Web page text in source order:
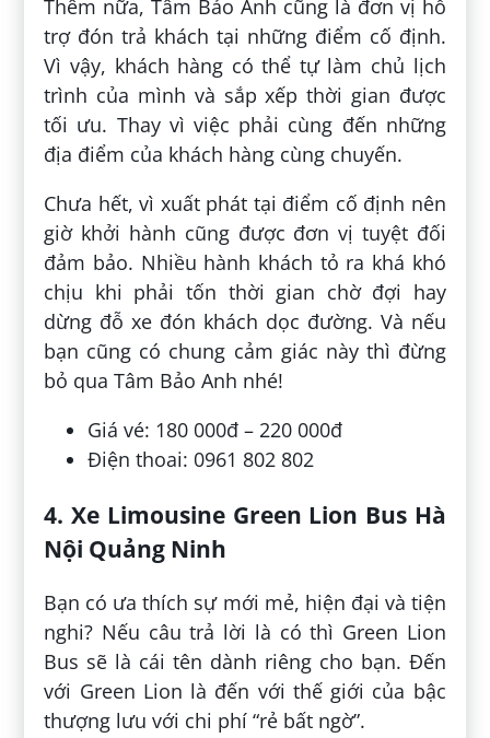
Thêm nữa, Tâm Bảo Anh cũng là đơn vị hỗ
trợ đón trả khách tại những điểm cố định.
Vì vậy, khách hàng có thể tự làm chủ lịch
trình của mình và sắp xếp thời gian được
tối ưu. Thay vì việc phải cùng đến những
địa điểm của khách hàng cùng chuyến.
Chưa hết, vì xuất phát tại điểm cố định nên
giờ khởi hành cũng được đơn vị tuyệt đối
đảm bảo. Nhiều hành khách tỏ ra khá khó
chịu khi phải tốn thời gian chờ đợi hay
dừng đỗ xe đón khách dọc đường. Và nếu
bạn cũng có chung cảm giác này thì đừng
bỏ qua Tâm Bảo Anh nhé!
Giá vé: 180 000đ – 220 000đ
Điện thoai: 0961 802 802
4. Xe Limousine Green Lion Bus Hà
Nội Quảng Ninh
Bạn có ưa thích sự mới mẻ, hiện đại và tiện
nghi? Nếu câu trả lời là có thì Green Lion
Bus sẽ là cái tên dành riêng cho bạn. Đến
với Green Lion là đến với thế giới của bậc
thượng lưu với chi phí “rẻ bất ngờ”.